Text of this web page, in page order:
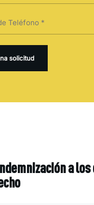
a los